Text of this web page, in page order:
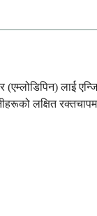
लाई
लक्षित रक्तचापमा